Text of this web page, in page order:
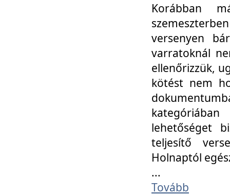
Korábban
versenyen
varratoknál
ellenőrizzük,
kötést nem
lehetőséget
teljesítő
Holnaptól
...
Tovább